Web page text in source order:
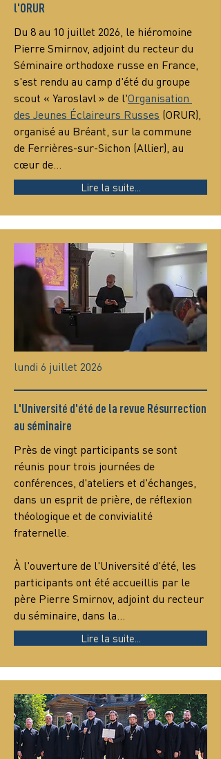
l'ORUR
Du 8 au 10 juillet 2026, le hiéromoine
Pierre Smirnov, adjoint du recteur du
Séminaire orthodoxe russe en France,
s'est rendu au camp d'été du groupe
scout « Yaroslavl » de l'Organisation
des Jeunes Éclaireurs Russes (ORUR),
organisé au Bréant, sur la commune
de Ferrières-sur-Sichon (Allier), au
cœur de…
Lire la suite...
lundi 6 juillet 2026
L'Université d'été de la revue Résurrection
au séminaire
Près de vingt participants se sont
réunis pour trois journées de
conférences, d'ateliers et d'échanges,
dans un esprit de prière, de réflexion
théologique et de convivialité
fraternelle.
À l'ouverture de l'Université d'été, les
participants ont été accueillis par le
père Pierre Smirnov, adjoint du recteur
du séminaire, dans la…
Lire la suite...